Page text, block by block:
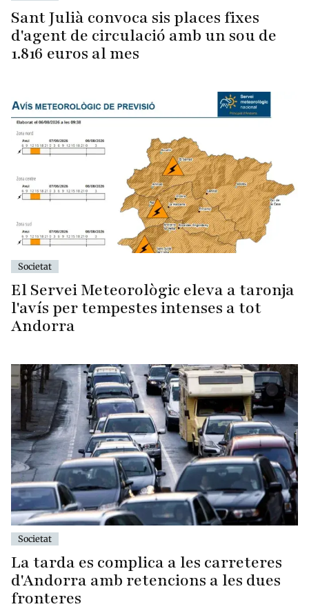
Sant Julià convoca sis places fixes
d'agent de circulació amb un sou de
1.816 euros al mes
Societat
El Servei Meteorològic eleva a taronja
l'avís per tempestes intenses a tot
Andorra
Societat
La tarda es complica a les carreteres
d'Andorra amb retencions a les dues
fronteres